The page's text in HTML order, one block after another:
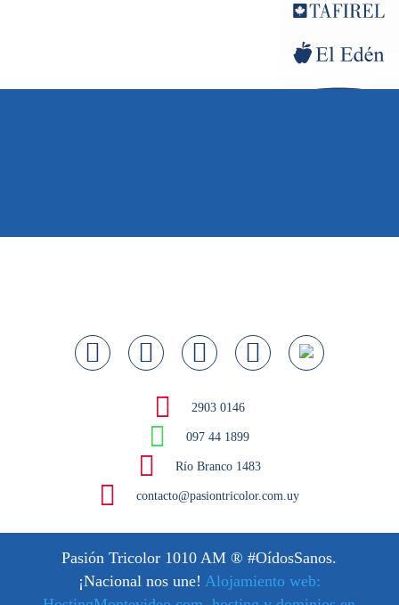
2903 0146
097 44 1899
Río Branco 1483
contacto@pasiontricolor.com.uy
Pasión Tricolor 1010 AM ® #OídosSanos.
¡Nacional nos une! Alojamiento web: